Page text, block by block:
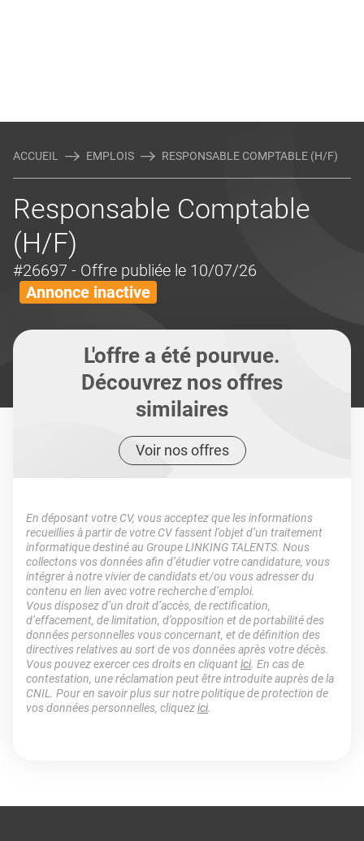
ACCUEIL EMPLOIS RESPONSABLE COMPTABLE (H/F)
Responsable Comptable
(H/F)
#26697 - Offre publiée le 10/07/26
Annonce inactive
L'offre a été pourvue.
Découvrez nos offres
similaires
Voir nos offres
En déposant votre CV, vous acceptez que les informations
recueillies à partir de votre CV fassent l’objet d’un traitement
informatique destiné au Groupe LINKING TALENTS. Nous
collectons vos données afin d’étudier votre candidature, vous
intégrer à notre vivier de candidats et/ou vous adresser du
contenu en lien avec votre recherche d’emploi.
Vous disposez d’un droit d’accès, de rectification,
d’effacement, de limitation, d’opposition et de portabilité des
données personnelles vous concernant, et de définition des
directives relatives au sort de vos données après votre décès.
Vous pouvez exercer ces droits en cliquantici. En cas de
contestation, une réclamation peut être introduite auprès de la
CNIL. Pour en savoir plus sur notre politique de protection de
vos données personnelles, cliquezici.